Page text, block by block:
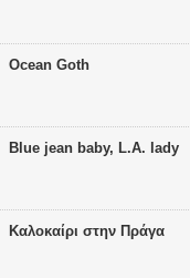
Ocean Goth
Blue jean baby, L.A. lady
Καλοκαίρι στην Πράγα